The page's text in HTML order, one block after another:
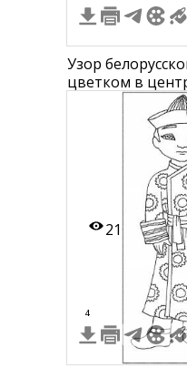
Узор
цветком в
ниже узор из
21
4